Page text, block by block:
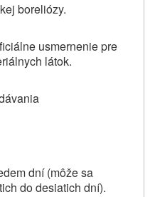
boreliózy.
usmernenie pre
látok.
dní (môže sa
do desiatich dní).